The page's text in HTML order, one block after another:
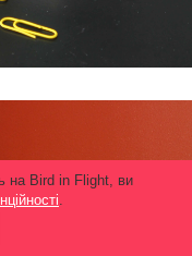
на Bird in Flight, ви
.